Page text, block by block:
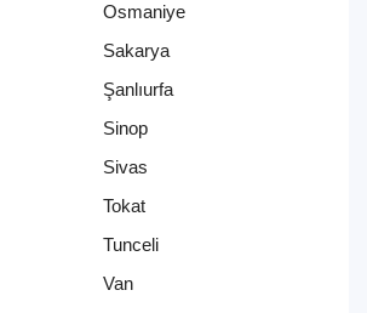
Osmaniye
Sakarya
Şanlıurfa
Sinop
Sivas
Tokat
Tunceli
Van